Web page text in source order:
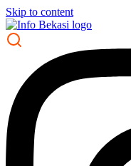
Skip to content